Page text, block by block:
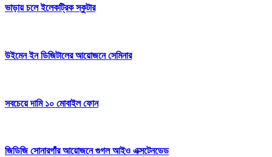
ভাড়ায় চলে ইলেকট্রিক স্কুটার
উইমেন ইন ডিজিটালের আয়োজনে সেমিনার
সবচেয়ে দামি ১০ মোবাইল ফোন
জিডিজি সোনারগাঁর আয়োজনে গুগল আইও এক্সটেনডেড